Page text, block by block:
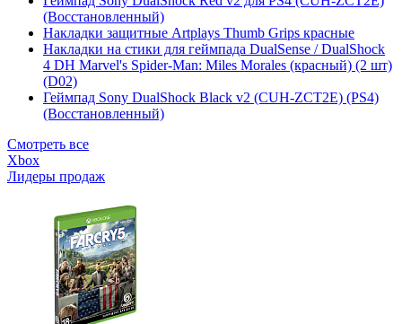
(Восстановленный)
Накладки защитные Artplays Thumb Grips красные
Накладки на стики для геймпада DualSense / DualShock
4 DH Marvel's Spider-Man: Miles Morales (красный) (2 шт)
(D02)
Геймпад Sony DualShock Black v2 (CUH-ZCT2E) (PS4)
(Восстановленный)
Смотреть все
Xbox
Лидеры продаж